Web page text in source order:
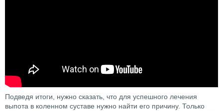
Подведя итоги, нужно сказать, что для успешного лечения
выпота в коленном суставе нужно найти его причину. Только